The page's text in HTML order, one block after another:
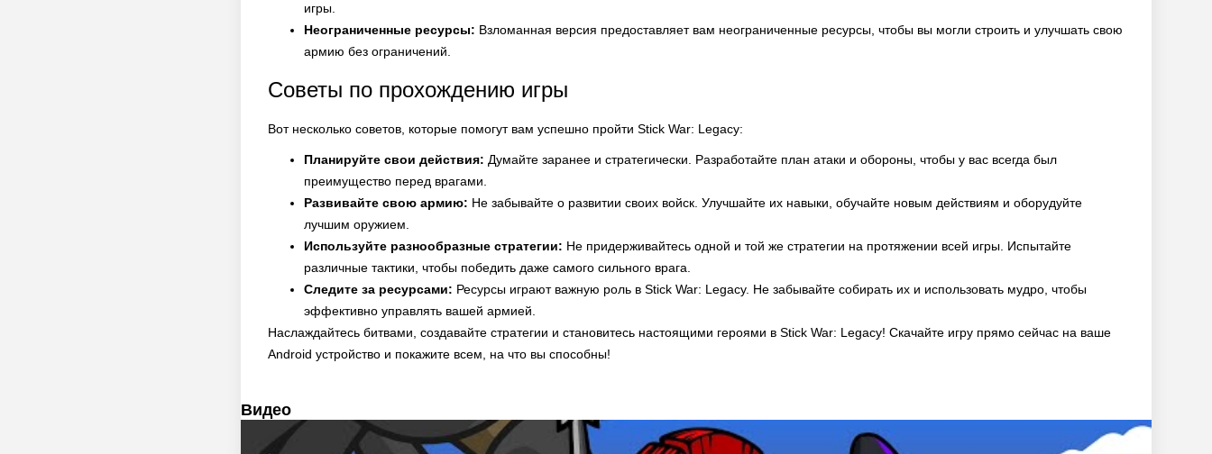
игры.
Неограниченные ресурсы: Взломанная версия предоставляет вам неограниченные ресурсы, чтобы вы могли строить и улучшать свою
армию без ограничений.
Советы по прохождению игры
Вот несколько советов, которые помогут вам успешно пройти Stick War: Legacy:
Планируйте свои действия: Думайте заранее и стратегически. Разработайте план атаки и обороны, чтобы у вас всегда был
преимущество перед врагами.
Развивайте свою армию: Не забывайте о развитии своих войск. Улучшайте их навыки, обучайте новым действиям и оборудуйте
лучшим оружием.
Используйте разнообразные стратегии: Не придерживайтесь одной и той же стратегии на протяжении всей игры. Испытайте
различные тактики, чтобы победить даже самого сильного врага.
Следите за ресурсами: Ресурсы играют важную роль в Stick War: Legacy. Не забывайте собирать их и использовать мудро, чтобы
эффективно управлять вашей армией.
Наслаждайтесь битвами, создавайте стратегии и становитесь настоящими героями в Stick War: Legacy! Скачайте игру прямо сейчас на ваше
Android устройство и покажите всем, на что вы способны!
Видео